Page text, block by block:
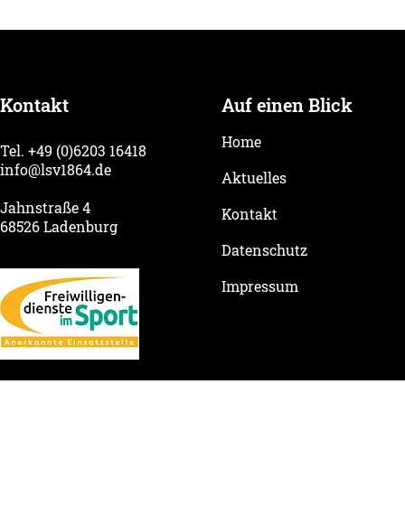
Geschäftsstelle
Event
Kontakt
Tel. +49 (0)6203 16418
info@lsv1864.de
Jahnstraße 4
68526 Ladenburg
Auf einen Blick
Home
Aktuelles
Kontakt
Datenschutz
Impressum